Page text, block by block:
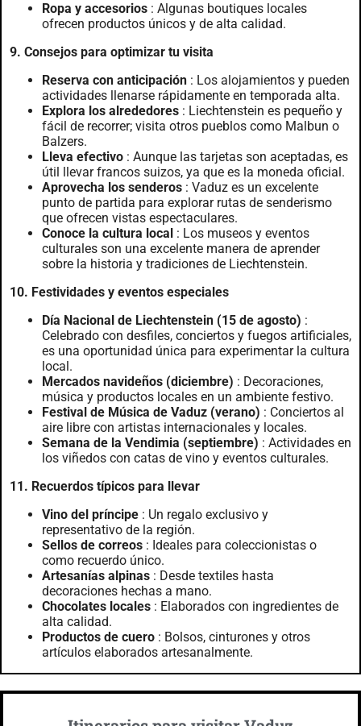
Ropa y accesorios : Algunas boutiques locales
ofrecen productos únicos y de alta calidad.
9. Consejos para optimizar tu visita
Reserva con anticipación : Los alojamientos y pueden
actividades llenarse rápidamente en temporada alta.
Explora los alrededores : Liechtenstein es pequeño y
fácil de recorrer; visita otros pueblos como Malbun o
Balzers.
Lleva efectivo : Aunque las tarjetas son aceptadas, es
útil llevar francos suizos, ya que es la moneda oficial.
Aprovecha los senderos : Vaduz es un excelente
punto de partida para explorar rutas de senderismo
que ofrecen vistas espectaculares.
Conoce la cultura local : Los museos y eventos
culturales son una excelente manera de aprender
sobre la historia y tradiciones de Liechtenstein.
10. Festividades y eventos especiales
Día Nacional de Liechtenstein (15 de agosto) :
Celebrado con desfiles, conciertos y fuegos artificiales,
es una oportunidad única para experimentar la cultura
local.
Mercados navideños (diciembre) : Decoraciones,
música y productos locales en un ambiente festivo.
Festival de Música de Vaduz (verano) : Conciertos al
aire libre con artistas internacionales y locales.
Semana de la Vendimia (septiembre) : Actividades en
los viñedos con catas de vino y eventos culturales.
11. Recuerdos típicos para llevar
Vino del príncipe : Un regalo exclusivo y
representativo de la región.
Sellos de correos : Ideales para coleccionistas o
como recuerdo único.
Artesanías alpinas : Desde textiles hasta
decoraciones hechas a mano.
Chocolates locales : Elaborados con ingredientes de
alta calidad.
Productos de cuero : Bolsos, cinturones y otros
artículos elaborados artesanalmente.